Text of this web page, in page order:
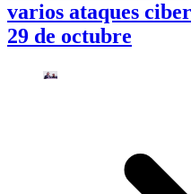
varios ataques
29 de octubre